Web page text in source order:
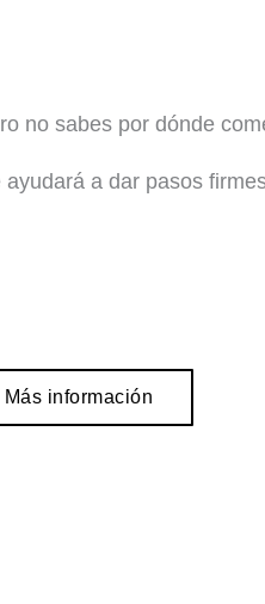
no sabes por dónde
a dar pasos
Más información